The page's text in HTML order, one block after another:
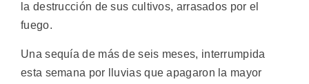
la destrucción de sus cultivos, arrasados por el
fuego.
Una sequía de más de seis meses, interrumpida
esta semana por lluvias que apagaron la mayor